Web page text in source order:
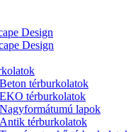
Design
Design
Beton térburkolatok
EKO térburkolatok
Nagyformátumú lapok
Antik térburkolatok